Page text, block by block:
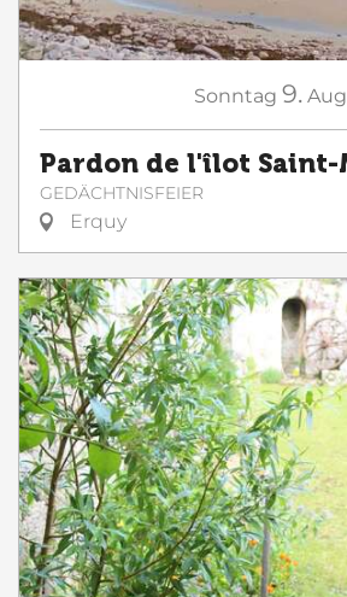
Sonntag 9. Aug
Pardon de l'îlot Saint-
GEDÄCHTNISFEIER
Erquy